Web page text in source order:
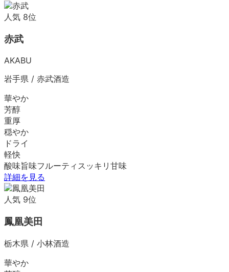
人気 8位
赤武
AKABU
岩手県 / 赤武酒造
華やか
芳醇
重厚
穏やか
ドライ
軽快
酸味旨味フルーティ スッキリ 甘味
詳細を見る
人気 9位
鳳凰美田
栃木県 / 小林酒造
華やか